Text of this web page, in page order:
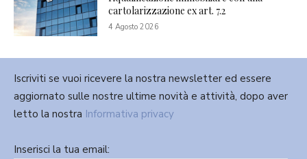
cartolarizzazione ex art. 7.2
4 Agosto 2026
Iscriviti se vuoi ricevere la nostra newsletter ed essere
aggiornato sulle nostre ultime novità e attività, dopo aver
letto la nostra Informativa privacy
Inserisci la tua email: